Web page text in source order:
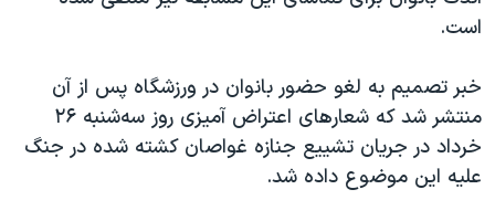
است.
خبر تصمیم به لغو حضور بانوان در ورزشگاه پس از آن
منتشر شد که شعارهای اعتراض آمیزی روز سه‌شنبه ۲۶
خرداد در جریان تشییع جنازه غواصان کشته شده در جنگ
علیه این موضوع داده شد.